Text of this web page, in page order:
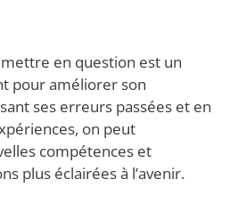
en question est un
pour améliorer son
ses erreurs passées et en
on peut
compétences et
plus éclairées à l’avenir.